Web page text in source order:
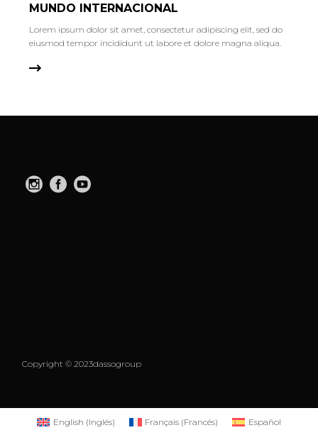
MUNDO INTERNACIONAL
Lorem ipsum dolor sit amet, consectetur adipiscing elit, sed do
eiusmod tempor incididunt ut labore et dolore magna aliqua.
Copyright © 2023dassogroup
English (Inglés) Français (Francés) Español